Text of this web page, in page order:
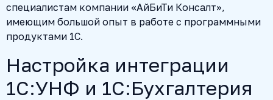
специалистам компании «АйБиТи Консалт»,
имеющим большой опыт в работе с программными
продуктами 1С.
Настройка интеграции
1С:УНФ и 1С:Бухгалтерия